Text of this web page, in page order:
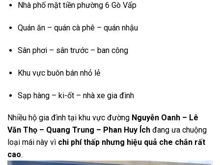
Nhà phố mặt tiền phường 6 Gò Vấp
Quán ăn – quán cà phê – quán nhậu
Sân phơi – sân trước – ban công
Khu vực buôn bán nhỏ lẻ
Sạp hàng – ki-ốt – nhà xe gia đình
Nhiều hộ gia đình tại khu vực đường Nguyễn Oanh – Lê
Văn Thọ – Quang Trung – Phan Huy Ích đang ưa chuộng
loại mái này vì chi phí thấp nhưng hiệu quả che chắn rất
cao.